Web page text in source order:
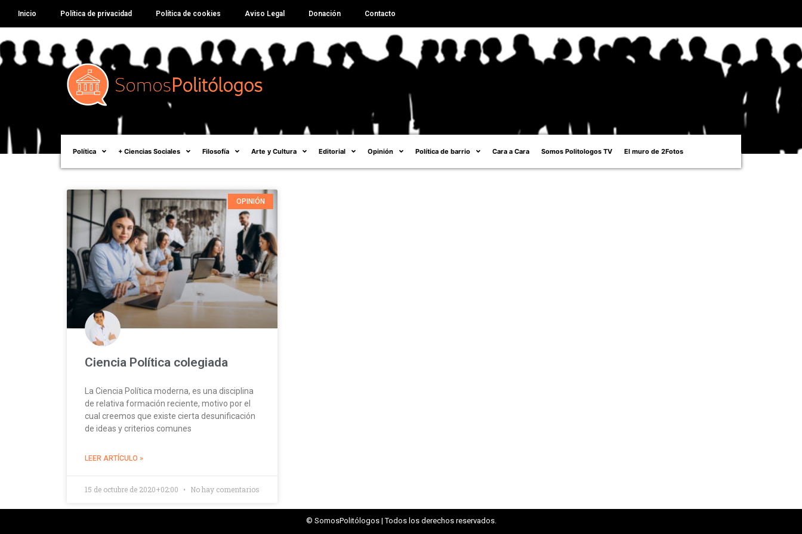
Inicio Política de privacidad Política de cookies Aviso Legal Donación Contacto
Política + Ciencias Sociales Filosofía Arte y Cultura Editorial Opinión Política de barrio Cara a Cara Somos Politologos TV El muro de 2Fotos
OPINIÓN
Ciencia Política colegiada
La Ciencia Política moderna, es una disciplina
de relativa formación reciente, motivo por el
cual creemos que existe cierta desunificación
de ideas y criterios comunes
LEER ARTÍCULO »
15 de octubre de 2020+02:00 No hay comentarios
© SomosPolitólogos | Todos los derechos reservados.